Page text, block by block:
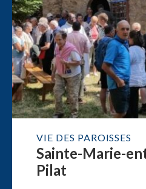
VIE DES PAROISSES
Sainte-Marie-
Pilat